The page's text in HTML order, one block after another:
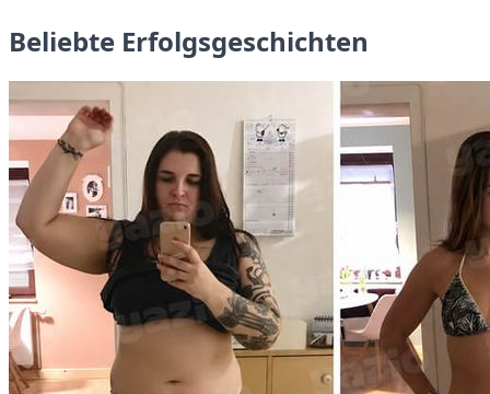
Beliebte Erfolgsgeschichten